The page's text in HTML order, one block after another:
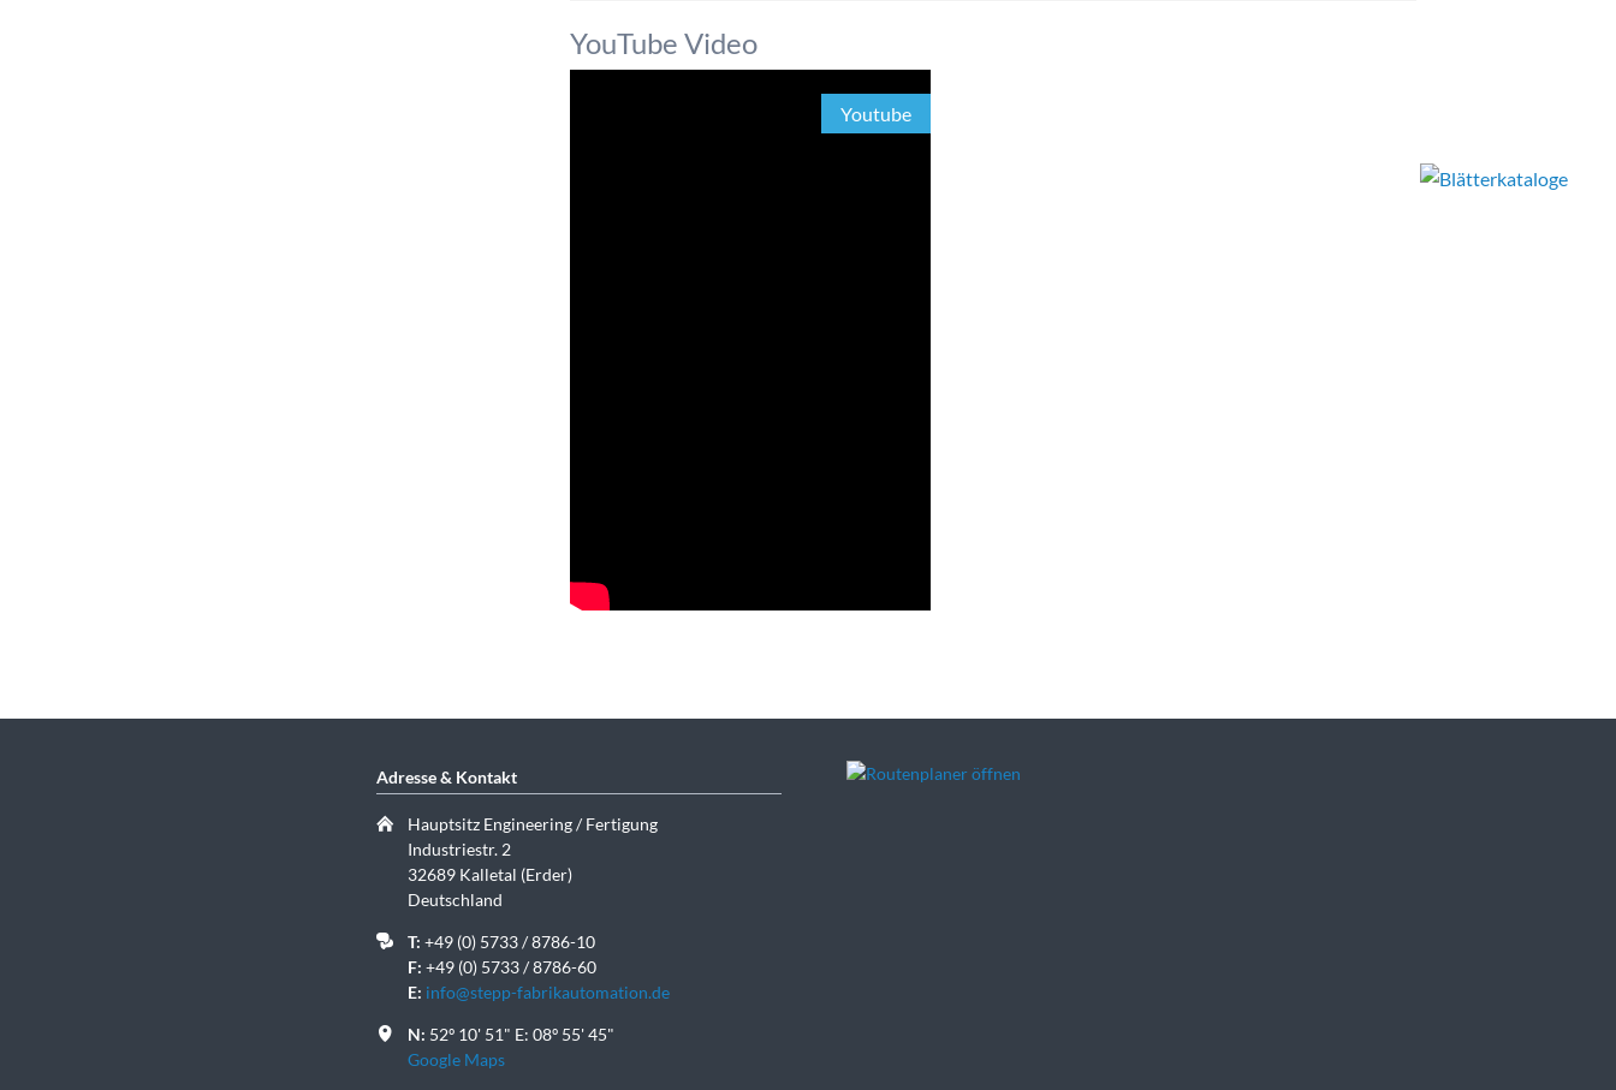
YouTube Video
Youtube
Adresse & Kontakt
Hauptsitz Engineering / Fertigung
Industriestr. 2
32689 Kalletal (Erder)
Deutschland
T: +49 (0) 5733 / 8786-10
F: +49 (0) 5733 / 8786-60
E: info@stepp-fabrikautomation.de
N: 52º 10' 51" E: 08º 55' 45"
Google Maps